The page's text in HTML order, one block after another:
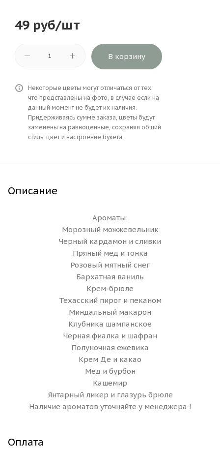
49 руб/шт
В корзину
Некоторые цветы могут отличаться от тех,
что представлены на фото, в случае если на
данный момент не будет их наличия.
Придерживаясь сумме заказа, цветы будут
заменены на равноценные, сохраняя общий
стиль, цвет и настроение букета.
Описание
Ароматы:
Морозный можжевельник
Черный кардамон и сливки
Пряный мед и тонка
Розовый мятный снег
Бархатная ваниль
Крем-брюле
Техасский пирог и пеканом
Миндальный макарон
Клубника шампанское
Черная фиалка и шафран
Полуночная ежевика
Крем Де и какао
Мед и бурбон
Кашемир
Янтарный ликер и глазурь брюле
Наличие ароматов уточняйте у менеджера !
Оплата